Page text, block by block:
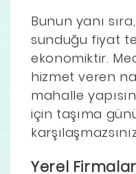
Bunun yanı
sunduğu fiyat
ekonomiktir.
hizmet veren
mahalle
için taşıma
Yerel